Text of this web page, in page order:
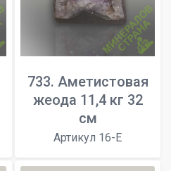
733. Аметистовая
жеода 11,4 кг 32
см
Артикул 16-E